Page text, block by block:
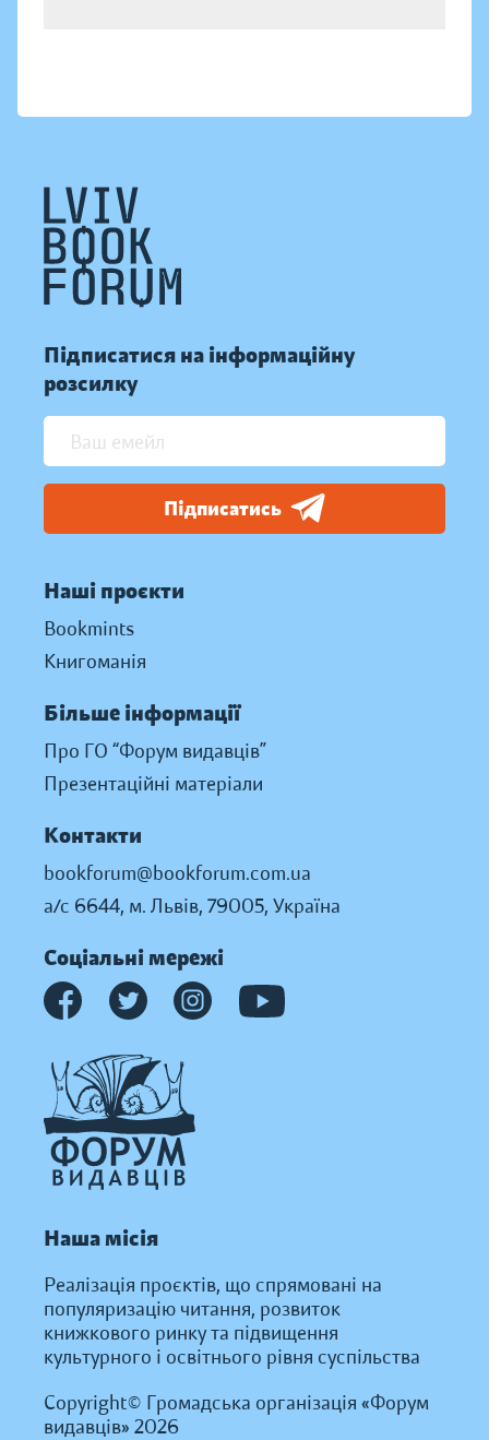
Підписатися на інформаційну
розсилку
Підписатись
Наші проєкти
Bookmints
Книгоманія
Більше інформації
Про ГО “Форум видавців”
Презентаційні матеріали
Контакти
bookforum@bookforum.com.ua
а/с 6644, м. Львів, 79005, Україна
Соціальні мережі
Наша місія
Реалізація проєктів, що спрямовані на
популяризацію читання, розвиток
книжкового ринку та підвищення
культурного і освітнього рівня суспільства
Copyright© Громадська організація «Форум
видавців» 2026